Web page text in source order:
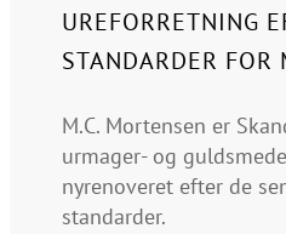
UREFORRETNING
STANDARDER FOR
M.C. Mortensen er
urmager- og
nyrenoveret efter de
standarder.